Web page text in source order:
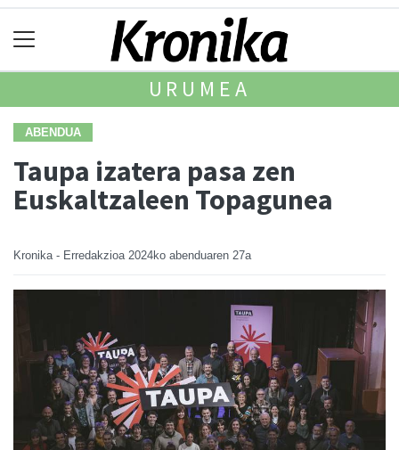
URUMEA
ABENDUA
Taupa izatera pasa zen
Euskaltzaleen Topagunea
Kronika - Erredakzioa 2024ko abenduaren 27a